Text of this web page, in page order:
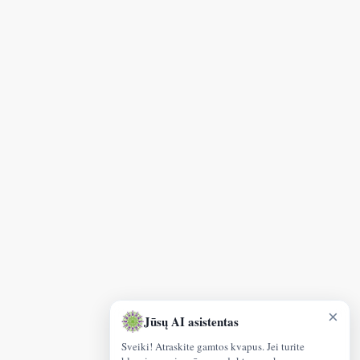
×
Jūsų AI asistentas
Sveiki! Atraskite gamtos kvapus. Jei turite